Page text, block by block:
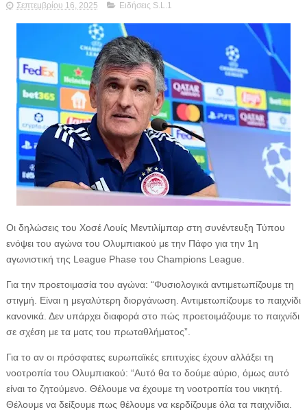
Σεπτεμβρίου 16, 2025 Ειδήσεις S.L.1
Οι δηλώσεις του Χοσέ Λουίς Μεντιλίμπαρ στη συνέντευξη Τύπου
ενόψει του αγώνα του Ολυμπιακού με την Πάφο για την 1η
αγωνιστική της League Phase του Champions League.
Για την προετοιμασία του αγώνα: “Φυσιολογικά αντιμετωπίζουμε τη
στιγμή. Είναι η μεγαλύτερη διοργάνωση. Αντιμετωπίζουμε το παιχνίδι
κανονικά. Δεν υπάρχει διαφορά στο πώς προετοιμάζουμε το παιχνίδι
σε σχέση με τα ματς του πρωταθλήματος”.
Για το αν οι πρόσφατες ευρωπαϊκές επιτυχίες έχουν αλλάξει τη
νοοτροπία του Ολυμπιακού: “Αυτό θα το δούμε αύριο, όμως αυτό
είναι το ζητούμενο. Θέλουμε να έχουμε τη νοοτροπία του νικητή.
Θέλουμε να δείξουμε πως θέλουμε να κερδίζουμε όλα τα παιχνίδια.